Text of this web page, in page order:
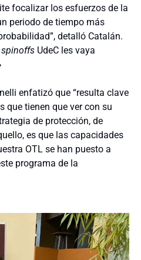
focalizar los esfuerzos de la
periodo de tiempo más
detalló Catalán.
spinoffs UdeC les vaya
enfatizó que “resulta clave
que tienen que ver con su
de protección, de
es que las capacidades
OTL se han puesto a
programa de la